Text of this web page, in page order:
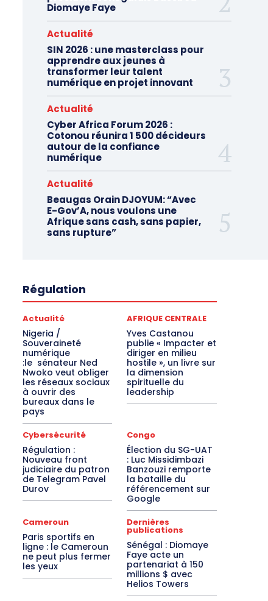
Diomaye Faye
Actualité
SIN 2026 : une masterclass pour
apprendre aux jeunes à
transformer leur talent
numérique en projet innovant
Actualité
Cyber Africa Forum 2026 :
Cotonou réunira 1 500 décideurs
autour de la confiance
numérique
Actualité
Beaugas Orain DJOYUM: “Avec
E-Gov’A, nous voulons une
Afrique sans cash, sans papier,
sans rupture”
Régulation
Actualité
Nigeria /
Souveraineté
numérique
:le sénateur Ned
Nwoko veut obliger
les réseaux sociaux
à ouvrir des
bureaux dans le
pays
AFRIQUE CENTRALE
Yves Castanou
publie « Impacter et
diriger en milieu
hostile », un livre sur
la dimension
spirituelle du
leadership
Cybersécurité
Régulation :
Nouveau front
judiciaire du patron
de Telegram Pavel
Durov
Congo
Élection du SG-UAT
: Luc Missidimbazi
Banzouzi remporte
la bataille du
référencement sur
Google
Cameroun
Paris sportifs en
ligne : le Cameroun
ne peut plus fermer
les yeux
Dernières
publications
Sénégal : Diomaye
Faye acte un
partenariat à 150
millions $ avec
Helios Towers